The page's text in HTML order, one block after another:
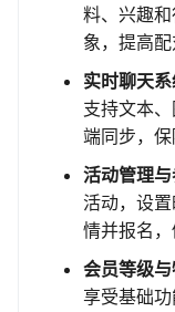
料、兴趣
象，提高配
实时聊天
支持文本
端同步，保
活动管理
活动，设
情并报名，
会员等级
享受基础